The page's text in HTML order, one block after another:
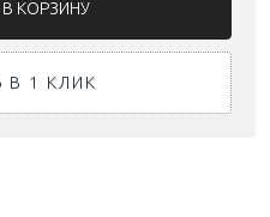
В 1 КЛИК